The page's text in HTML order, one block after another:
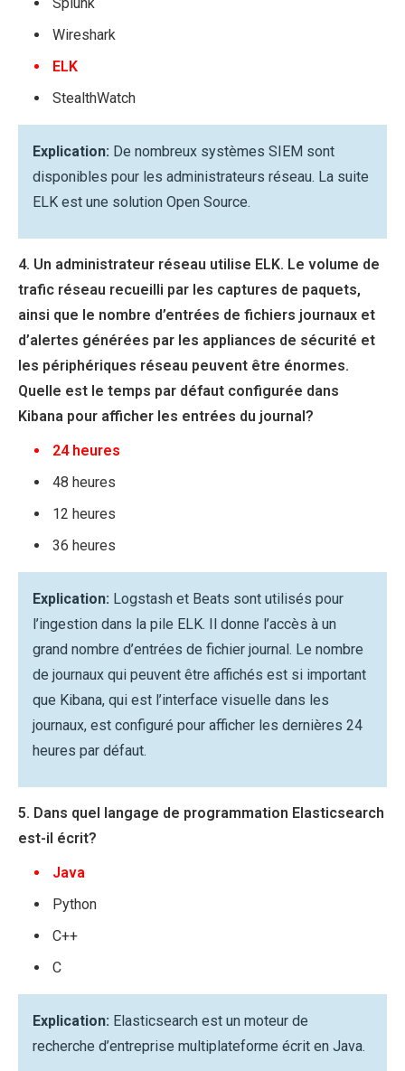
Wireshark
ELK
StealthWatch
Explication: De nombreux systèmes SIEM sont
disponibles pour les administrateurs réseau. La suite
ELK est une solution Open Source.
4. Un administrateur réseau utilise ELK. Le volume de
trafic réseau recueilli par les captures de paquets,
ainsi que le nombre d’entrées de fichiers journaux et
d’alertes générées par les appliances de sécurité et
les périphériques réseau peuvent être énormes.
Quelle est le temps par défaut configurée dans
Kibana pour afficher les entrées du journal?
24 heures
48 heures
12 heures
36 heures
Explication: Logstash et Beats sont utilisés pour
l’ingestion dans la pile ELK. Il donne l’accès à un
grand nombre d’entrées de fichier journal. Le nombre
de journaux qui peuvent être affichés est si important
que Kibana, qui est l’interface visuelle dans les
journaux, est configuré pour afficher les dernières 24
heures par défaut.
5. Dans quel langage de programmation Elasticsearch
est-il écrit?
Java
Python
C++
C
Explication: Elasticsearch est un moteur de
recherche d’entreprise multiplateforme écrit en Java.